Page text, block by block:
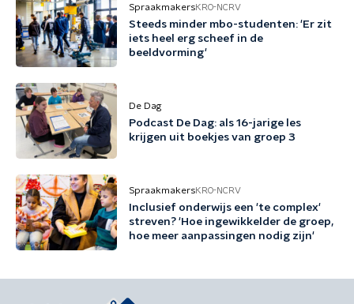
SpraakmakersKRO-NCRV
Steeds minder mbo-studenten: 'Er zit
iets heel erg scheef in de
beeldvorming'
De Dag
Podcast De Dag: als 16-jarige les
krijgen uit boekjes van groep 3
SpraakmakersKRO-NCRV
Inclusief onderwijs een 'te complex'
streven? 'Hoe ingewikkelder de groep,
hoe meer aanpassingen nodig zijn'